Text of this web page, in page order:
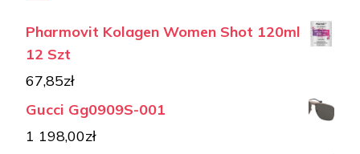
Pharmovit Kolagen Women Shot 120ml
12 Szt
67,85zł
Gucci Gg0909S-001
1 198,00zł